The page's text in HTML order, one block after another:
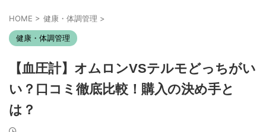
HOME > 健康・体調管理 >
健康・体調管理
【血圧計】オムロンVSテルモどっちがい
い？口コミ徹底比較！購入の決め手と
は？